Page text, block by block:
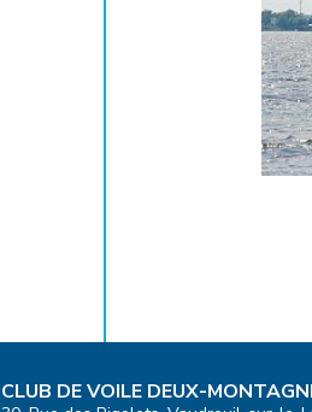
CLUB DE VOILE DEUX-